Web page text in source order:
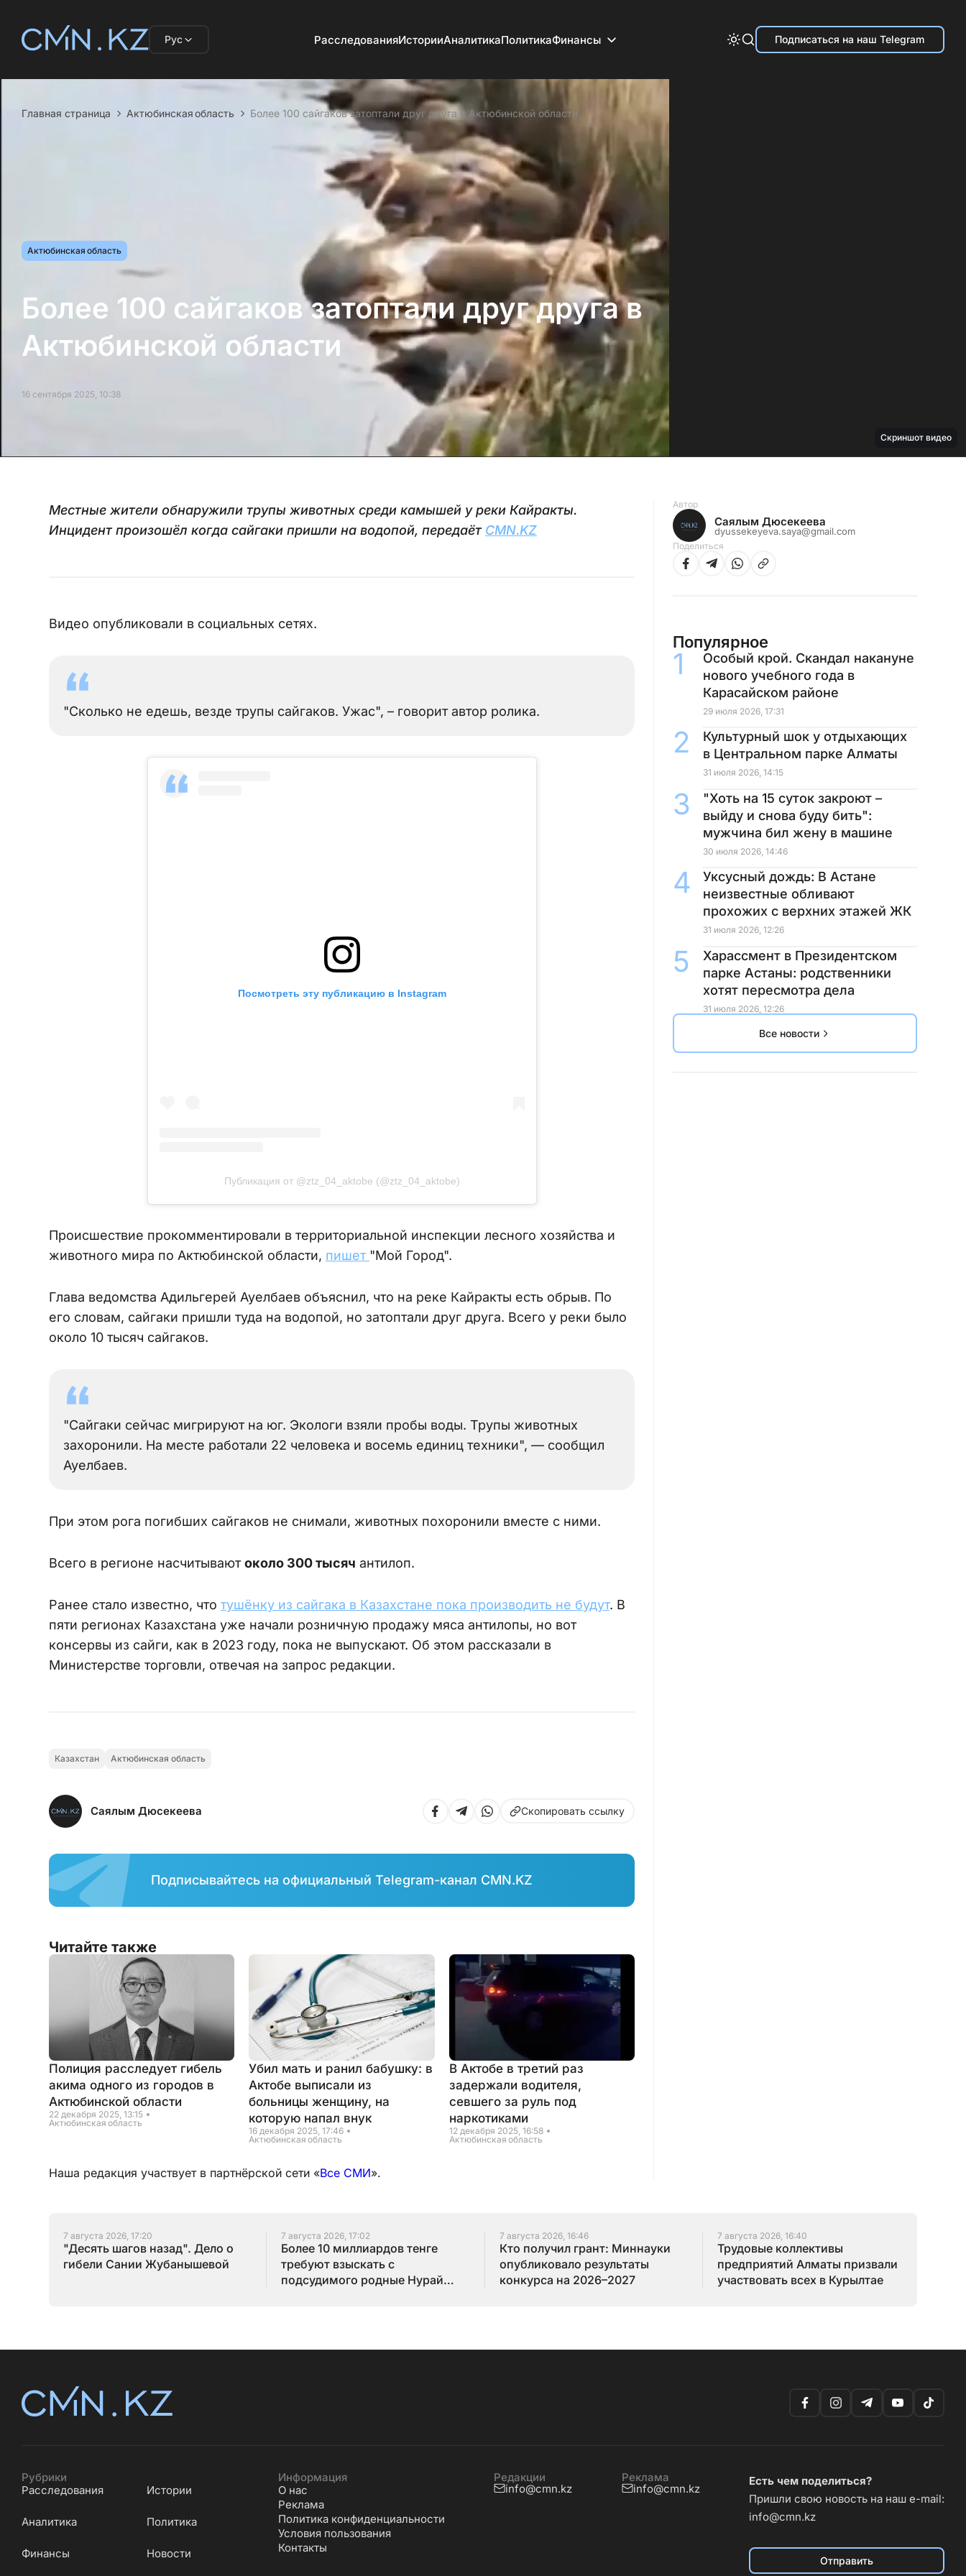
Рус РасследованияИсторииАналитикаПолитикаФинансы Подписаться на наш Telegram
Главная страница Актюбинская область Более 100 сайгаков затоптали друг друга в Актюбинской области
Актюбинская область
Более 100 сайгаков затоптали друг друга в
Актюбинской области
16 сентября 2025, 10:38
Скриншот видео
Местные жители обнаружили трупы животных среди камышей у реки Кайракты.
Инцидент произошёл когда сайгаки пришли на водопой, передаёт CMN.KZ
Видео опубликовали в социальных сетях.
"Сколько не едешь, везде трупы сайгаков. Ужас", – говорит автор ролика.
Посмотреть эту публикацию в Instagram
Публикация от @ztz_04_aktobe (@ztz_04_aktobe)
Происшествие прокомментировали в территориальной инспекции лесного хозяйства и
животного мира по Актюбинской области, пишет "Мой Город".
Глава ведомства Адильгерей Ауелбаев объяснил, что на реке Кайракты есть обрыв. По
его словам, сайгаки пришли туда на водопой, но затоптали друг друга. Всего у реки было
около 10 тысяч сайгаков.
"Сайгаки сейчас мигрируют на юг. Экологи взяли пробы воды. Трупы животных
захоронили. На месте работали 22 человека и восемь единиц техники", — сообщил
Ауелбаев.
При этом рога погибших сайгаков не снимали, животных похоронили вместе с ними.
Всего в регионе насчитываютоколо 300 тысяч антилоп.
Ранее стало известно, что тушёнку из сайгака в Казахстане пока производить не будут. В
пяти регионах Казахстана уже начали розничную продажу мяса антилопы, но вот
консервы из сайги, как в 2023 году, пока не выпускают. Об этом рассказали в
Министерстве торговли, отвечая на запрос редакции.
Казахстан Актюбинская область
Саялым Дюсекеева Скопировать ссылку
Подписывайтесь на официальный Telegram-канал CMN.KZ
Читайте также
Полиция расследует гибель
акима одного из городов в
Актюбинской области
22 декабря 2025, 13:15
Актюбинская область
Убил мать и ранил бабушку: в
Актобе выписали из
больницы женщину, на
которую напал внук
16 декабря 2025, 17:46
Актюбинская область
В Актобе в третий раз
задержали водителя,
севшего за руль под
наркотиками
12 декабря 2025, 16:58
Актюбинская область
Наша редакция участвует в партнёрской сети «Все СМИ».
Автор
Саялым Дюсекеева
dyussekeyeva.saya@gmail.com
Поделиться
Популярное
Особый крой. Скандал накануне
нового учебного года в
Карасайском районе
29 июля 2026, 17:31
Культурный шок у отдыхающих
в Центральном парке Алматы
31 июля 2026, 14:15
"Хоть на 15 суток закроют –
выйду и снова буду бить":
мужчина бил жену в машине
30 июля 2026, 14:46
Уксусный дождь: В Астане
неизвестные обливают
прохожих с верхних этажей ЖК
31 июля 2026, 12:26
Харассмент в Президентском
парке Астаны: родственники
хотят пересмотра дела
31 июля 2026, 12:26
Все новости
7 августа 2026, 17:20
"Десять шагов назад". Дело о
гибели Сании Жубанышевой
7 августа 2026, 17:02
Более 10 миллиардов тенге
требуют взыскать с
подсудимого родные Нурай
7 августа 2026, 16:46
Кто получил грант: Миннауки
опубликовало результаты
конкурса на 2026–2027
7 августа 2026, 16:40
Трудовые коллективы
предприятий Алматы призвали
участвовать всех в Курылтае
Рубрики
Расследования
Истории
Аналитика Политика
Финансы Новости
Информация
О нас
Реклама
Политика конфиденциальности
Условия пользования
Контакты
Редакции
info@cmn.kz
Реклама
info@cmn.kz
Есть чем поделиться?
Пришли свою новость на наш e-mail:
info@cmn.kz
Отправить